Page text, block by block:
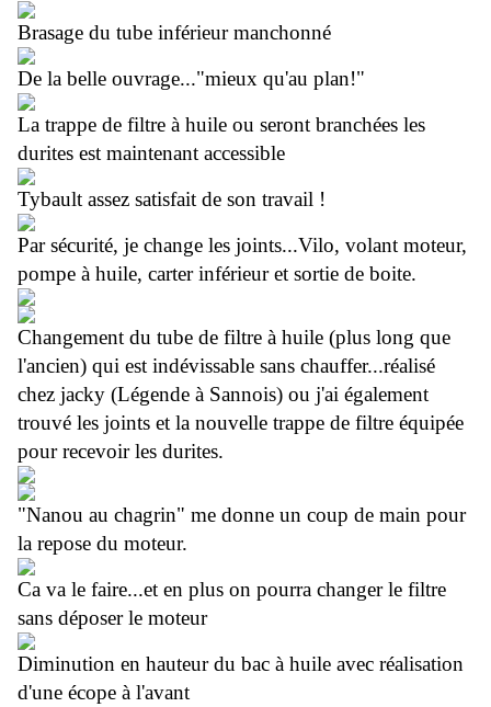
Brasage du tube inférieur manchonné
De la belle ouvrage..."mieux qu'au plan!"
La trappe de filtre à huile ou seront branchées les
durites est maintenant accessible
Tybault assez satisfait de son travail !
Par sécurité, je change les joints...Vilo, volant moteur,
pompe à huile, carter inférieur et sortie de boite.
Changement du tube de filtre à huile (plus long que
l'ancien) qui est indévissable sans chauffer...réalisé
chez jacky (Légende à Sannois) ou j'ai également
trouvé les joints et la nouvelle trappe de filtre équipée
pour recevoir les durites.
"Nanou au chagrin" me donne un coup de main pour
la repose du moteur.
Ca va le faire...et en plus on pourra changer le filtre
sans déposer le moteur
Diminution en hauteur du bac à huile avec réalisation
d'une écope à l'avant